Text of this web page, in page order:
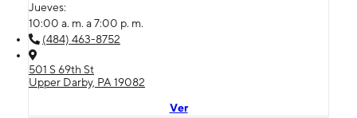
Jueves:
10:00 a. m. a 7:00 p. m.
(484) 463-8752
501 S 69th St
Upper Darby, PA 19082
Ver